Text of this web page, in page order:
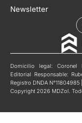
Newsletter
Domicilio legal: Coronel
Editorial Responsable:
Registro DNDA
Copyright 2026 MDZol.